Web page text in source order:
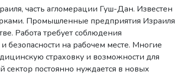
часть агломерации Гуш-Дан. Известен
Промышленные предприятия Израиля
Работа требует соблюдения
безопасности на рабочем месте. Многие
страховку и возможности для
сектор постоянно нуждается в новых